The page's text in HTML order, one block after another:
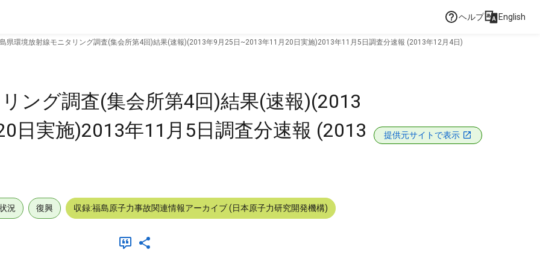
ヘルプ English
県環境放射線モニタリング調査(集会所第4回)結果(速報)(2013年9月25日~2013年11月20日実施)2013年11月5日調査分速報 (2013年12月4日)
ング調査(集会所第4回)結果(速報)(2013
日実施)2013年11月5日調査分速報 (2013
提供元サイトで表示
況 復興 収録:福島原子力事故関連情報アーカイブ (日本原子力研究開発機構)